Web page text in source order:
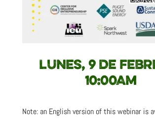
LUNES, 9 DE
10:00AM
Note: an English version of this webinar is